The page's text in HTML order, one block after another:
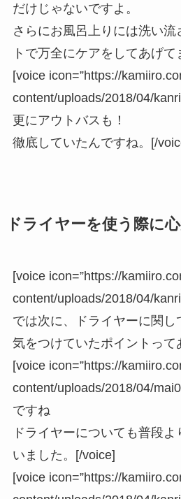
だけじゃないですよ。
さらにお風呂上りには洗い
トで万全にケアをしてあげ
[voice icon=”https://
content/uploads/2018/04/
更にアウトバスも！
徹底していたんですね。[/
ドライヤーを使う際に
[voice icon=”https://
content/uploads/2018/04/
では次に、ドライヤーに関し
気をつけていたポイントって
[voice icon=”https://
content/uploads/2018/04/
ですね
ドライヤーについても普段
いました。[/voice]
[voice icon=”https://